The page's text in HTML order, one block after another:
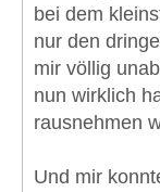
bei dem
nur den
mir völlig
nun wirklich
rausnehmen
Und mir